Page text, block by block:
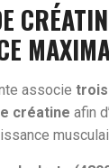
associe
créatine afin